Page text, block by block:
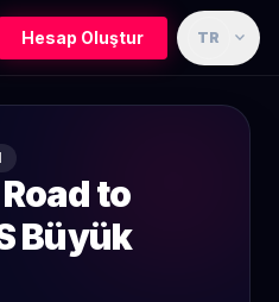
Hesap Oluştur TR expand_more
to
Büyük